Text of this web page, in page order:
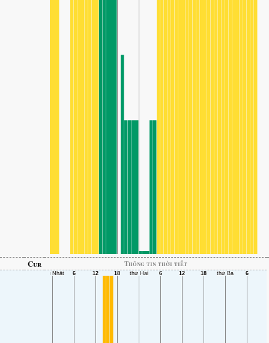
Cur Thông tin thời tiết